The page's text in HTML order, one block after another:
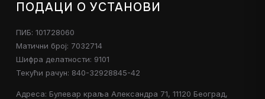
ПОДАЦИ О УСТАНОВИ
ПИБ: 101728060
Матични број: 7032714
Шифра делатности: 9101
Текући рачун: 840-32928845-42
Адреса: Булевар краља Александра 71, 11120 Београд,